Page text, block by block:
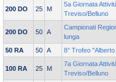
200 DO 25 M
5a Giornata
Treviso/Belluno
200 DO 50 A
Campionati
lunga
50 RA
50 A 8° Trofeo
100 RA 25 M
7a Giornata
Treviso/Belluno